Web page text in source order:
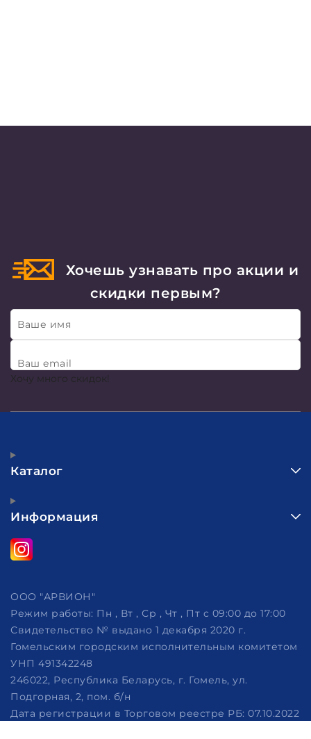
Хочешь узнавать про акции и
скидки первым?
Ваше имя
Ваш email
Хочу много скидок!
Каталог
Информация
ООО "АРВИОН"
Режим работы: Пн , Вт , Ср , Чт , Пт c 09:00 до 17:00
Свидетельство № выдано 1 декабря 2020 г.
Гомельским городским исполнительным комитетом
УНП 491342248
246022, Республика Беларусь, г. Гомель, ул.
Подгорная, 2, пом. б/н
Дата регистрации в Торговом реестре РБ: 07.10.2022